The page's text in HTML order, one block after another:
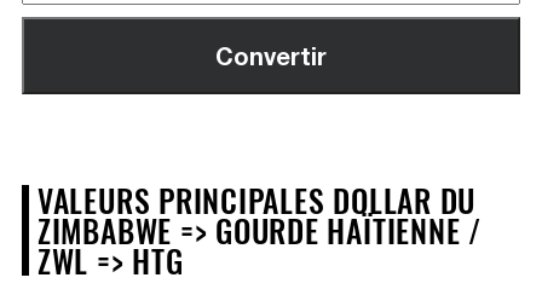
VALEURS PRINCIPALES DOLLAR DU
ZIMBABWE => GOURDE HAÏTIENNE /
ZWL => HTG